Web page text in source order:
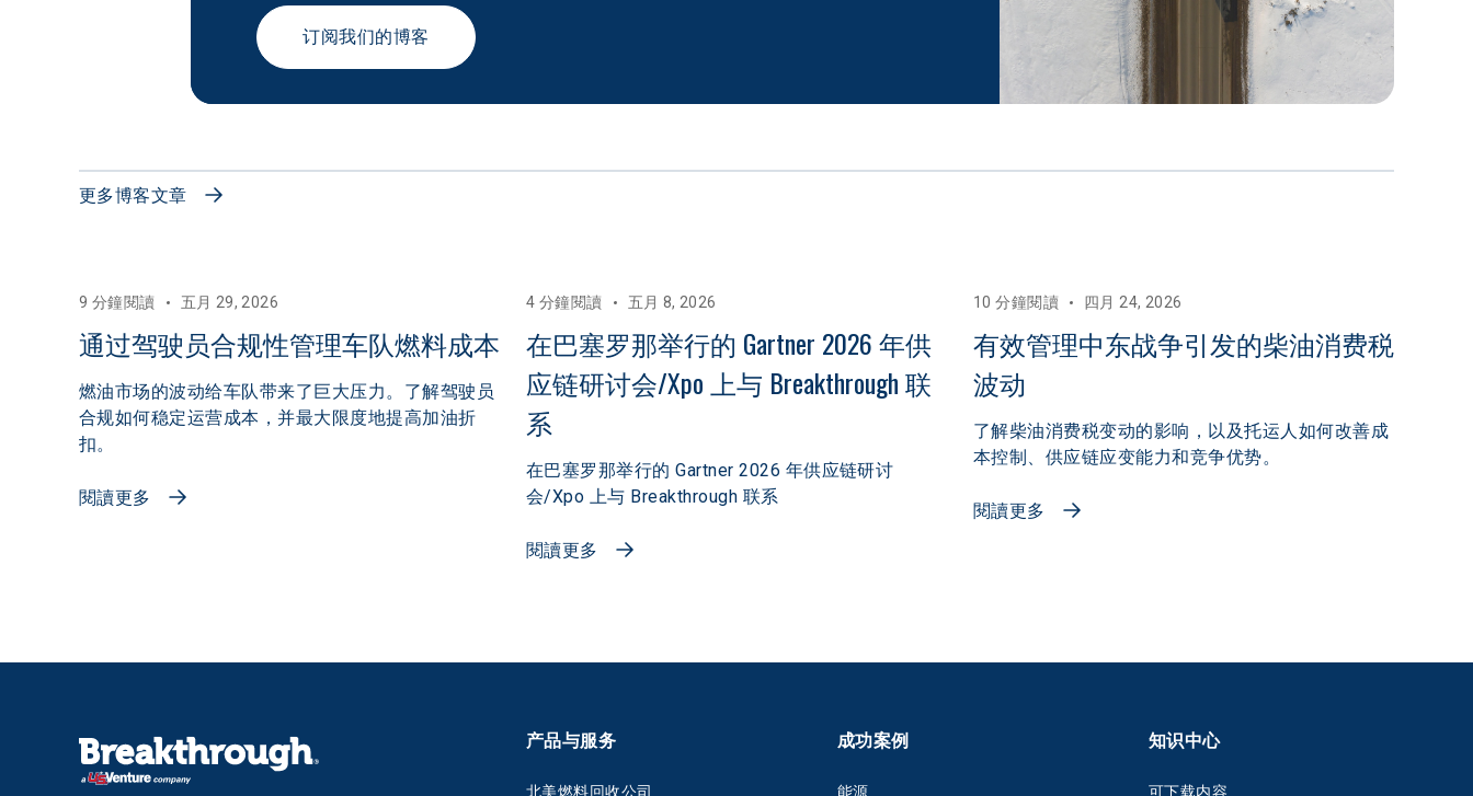
订阅我们的博客
更多博客文章
9 分鐘閱讀 五月 29, 2026
通过驾驶员合规性管理车队燃料成本
燃油市场的波动给车队带来了巨大压力。了解驾驶员
合规如何稳定运营成本，并最大限度地提高加油折
扣。
閱讀更多
4 分鐘閱讀 五月 8, 2026
在巴塞罗那举行的 Gartner 2026 年供
应链研讨会/Xpo 上与 Breakthrough 联
系
在巴塞罗那举行的 Gartner 2026 年供应链研讨
会/Xpo 上与 Breakthrough 联系
閱讀更多
10 分鐘閱讀 四月 24, 2026
有效管理中东战争引发的柴油消费税
波动
了解柴油消费税变动的影响，以及托运人如何改善成
本控制、供应链应变能力和竞争优势。
閱讀更多
产品与服务
北美燃料回收公司
成功案例
能源
知识中心
可下载内容